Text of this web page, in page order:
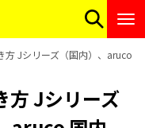
方 Jシリーズ（国内）、aruco
方 Jシリーズ